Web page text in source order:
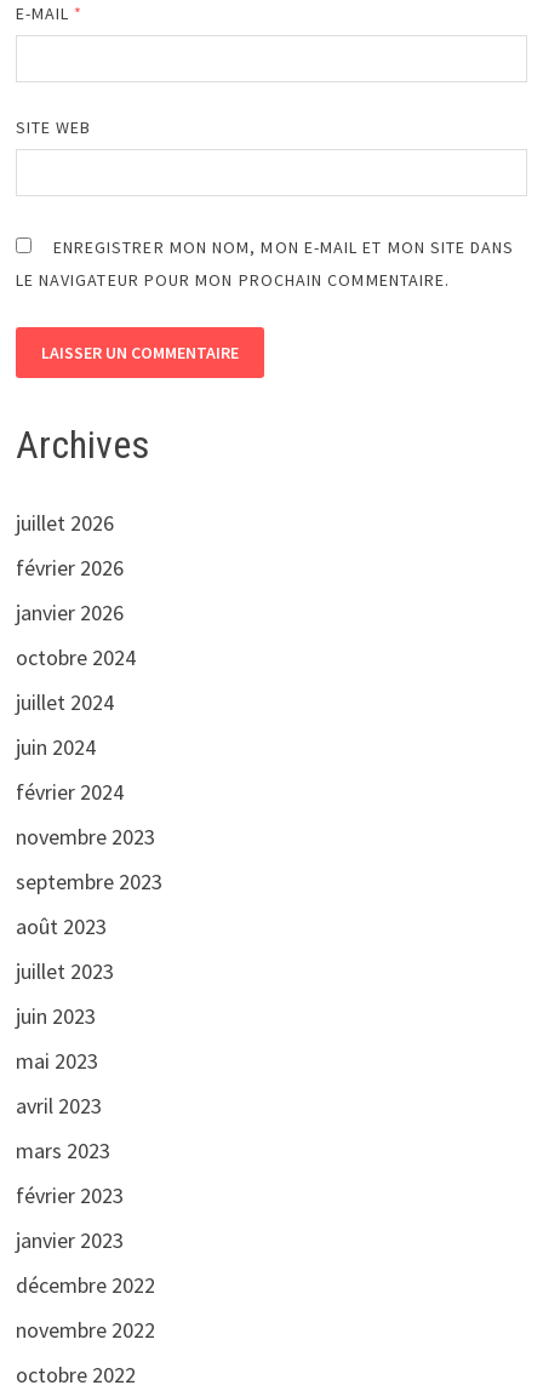
E-MAIL *
SITE WEB
ENREGISTRER MON NOM, MON E-MAIL ET MON SITE DANS
LE NAVIGATEUR POUR MON PROCHAIN COMMENTAIRE.
Archives
juillet 2026
février 2026
janvier 2026
octobre 2024
juillet 2024
juin 2024
février 2024
novembre 2023
septembre 2023
août 2023
juillet 2023
juin 2023
mai 2023
avril 2023
mars 2023
février 2023
janvier 2023
décembre 2022
novembre 2022
octobre 2022